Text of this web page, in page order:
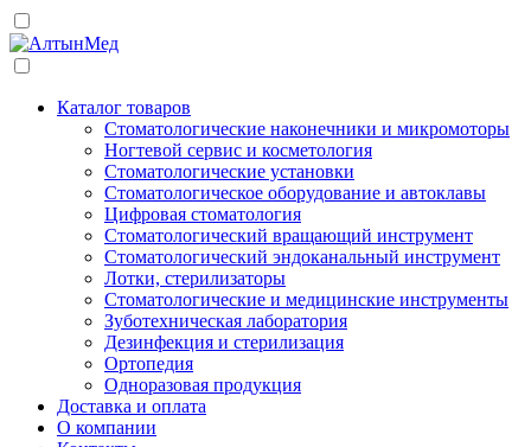
Каталог товаров
Стоматологические наконечники и микромоторы
Ногтевой сервис и косметология
Стоматологические установки
Стоматологическое оборудование и автоклавы
Цифровая стоматология
Стоматологический вращающий инструмент
Стоматологический эндоканальный инструмент
Лотки, стерилизаторы
Стоматологические и медицинские инструменты
Зуботехническая лаборатория
Дезинфекция и стерилизация
Ортопедия
Одноразовая продукция
Доставка и оплата
О компании